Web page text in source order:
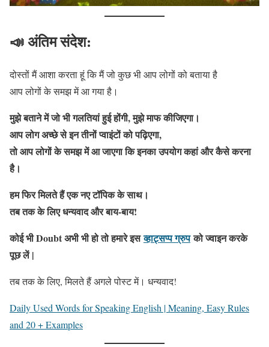
📣 अंतिम संदेश:
दोस्तों मैं आशा करता हूं कि मैं जो कुछ भी आप लोगों को बताया है
आप लोगों के समझ में आ गया है।
मुझे बताने में जो भी गलतियां हुई होंगी, मुझे माफ कीजिएगा।
आप लोग अच्छे से इन तीनों प्वाइंटों को पढ़िएगा,
तो आप लोगों के समझ में आ जाएगा कि इनका उपयोग कहां और कैसे करना
है।
हम फिर मिलते हैं एक नए टॉपिक के साथ।
तब तक के लिए धन्यवाद और बाय-बाय!
कोई भी Doubt अभी भी हो तो हमारे इसव्हाट्सप्प ग्रुपको ज्वाइन करके
पूछ लें |
तब तक के लिए, मिलते हैं अगले पोस्ट में। धन्यवाद!
Daily Used Words for Speaking English | Meaning, Easy Rules
and 20 + Examples